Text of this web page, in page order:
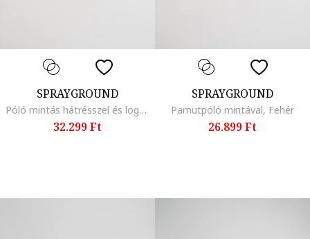
SPRAYGROUND
Póló mintás hátrésszel és logós foltrátéttel, Fehér/Többszínű
32.299 Ft
SPRAYGROUND
Pamutpóló mintával, Fehér
26.899 Ft